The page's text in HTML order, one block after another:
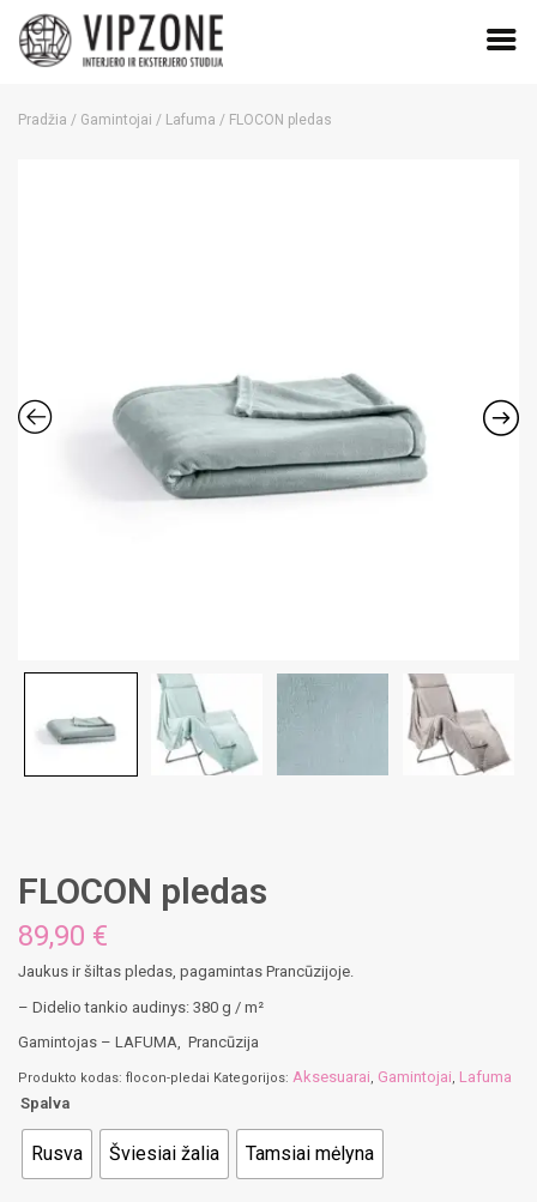
Pradžia / Gamintojai / Lafuma / FLOCON pledas
FLOCON pledas
89,90 €
Jaukus ir šiltas pledas, pagamintas Prancūzijoje.
– Didelio tankio audinys: 380 g / m²
Gamintojas – LAFUMA, Prancūzija
Produkto kodas: flocon-pledai Kategorijos: Aksesuarai, Gamintojai, Lafuma
Spalva
Rusva Šviesiai žalia Tamsiai mėlyna